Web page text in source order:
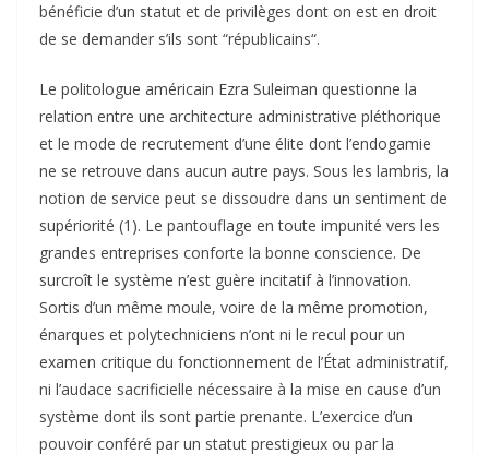
bénéficie d’un statut et de privilèges dont on est en droit
de se demander s’ils sont “républicains“.
Le politologue américain Ezra Suleiman questionne la
relation entre une architecture administrative pléthorique
et le mode de recrutement d’une élite dont l’endogamie
ne se retrouve dans aucun autre pays. Sous les lambris, la
notion de service peut se dissoudre dans un sentiment de
supériorité (1). Le pantouflage en toute impunité vers les
grandes entreprises conforte la bonne conscience. De
surcroît le système n’est guère incitatif à l’innovation.
Sortis d’un même moule, voire de la même promotion,
énarques et polytechniciens n’ont ni le recul pour un
examen critique du fonctionnement de l’État administratif,
ni l’audace sacrificielle nécessaire à la mise en cause d’un
système dont ils sont partie prenante. L’exercice d’un
pouvoir conféré par un statut prestigieux ou par la